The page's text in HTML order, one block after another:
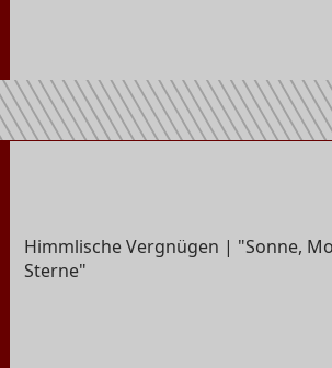
Himmlische Vergnügen | "Sonne,
Sterne"